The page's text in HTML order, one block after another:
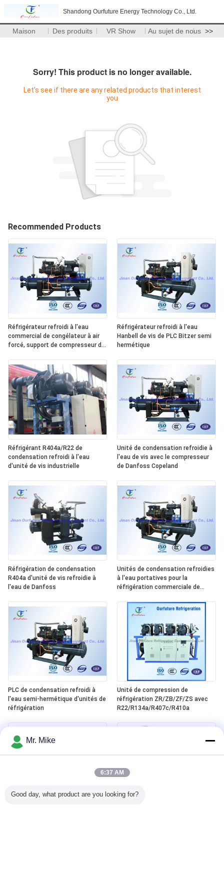
Shandong Ourfuture Energy Technology Co., Ltd.
Maison Des produits VR Show Au sujet de nous >>
Sorry! This product is no longer available.
Let's see if there are any related products that interest
you
Recommended Products
Réfrigérateur refroidi à l'eau
commercial de congélateur à air
forcé, support de compresseur de
Réfrigérateur refroidi à l'eau
Hanbell de vis de PLC Bitzer semi
hermétique
Réfrigérant R404a/R22 de
condensation refroidi à l'eau
d'unité de vis industrielle
Unité de condensation refroidie à
l'eau de vis avec le compresseur
de Danfoss Copeland
Réfrigération de condensation
R404a d'unité de vis refroidie à
l'eau de Danfoss
Unités de condensation refroidies
à l'eau portatives pour la
réfrigération commerciale de
PLC de condensation refroidi à
l'eau semi-hermétique d'unités de
réfrigération
Unité de compression de
réfrigération ZR/ZB/ZF/ZS avec
R22/R134a/R407c/R410a
Mr. Mike
6:37 AM
Good day, what product are you looking for?